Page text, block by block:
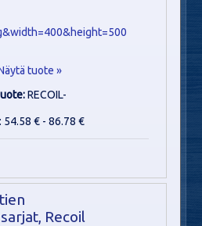
tuote »
RECOIL-
54.58 € - 86.78 €
Recoil